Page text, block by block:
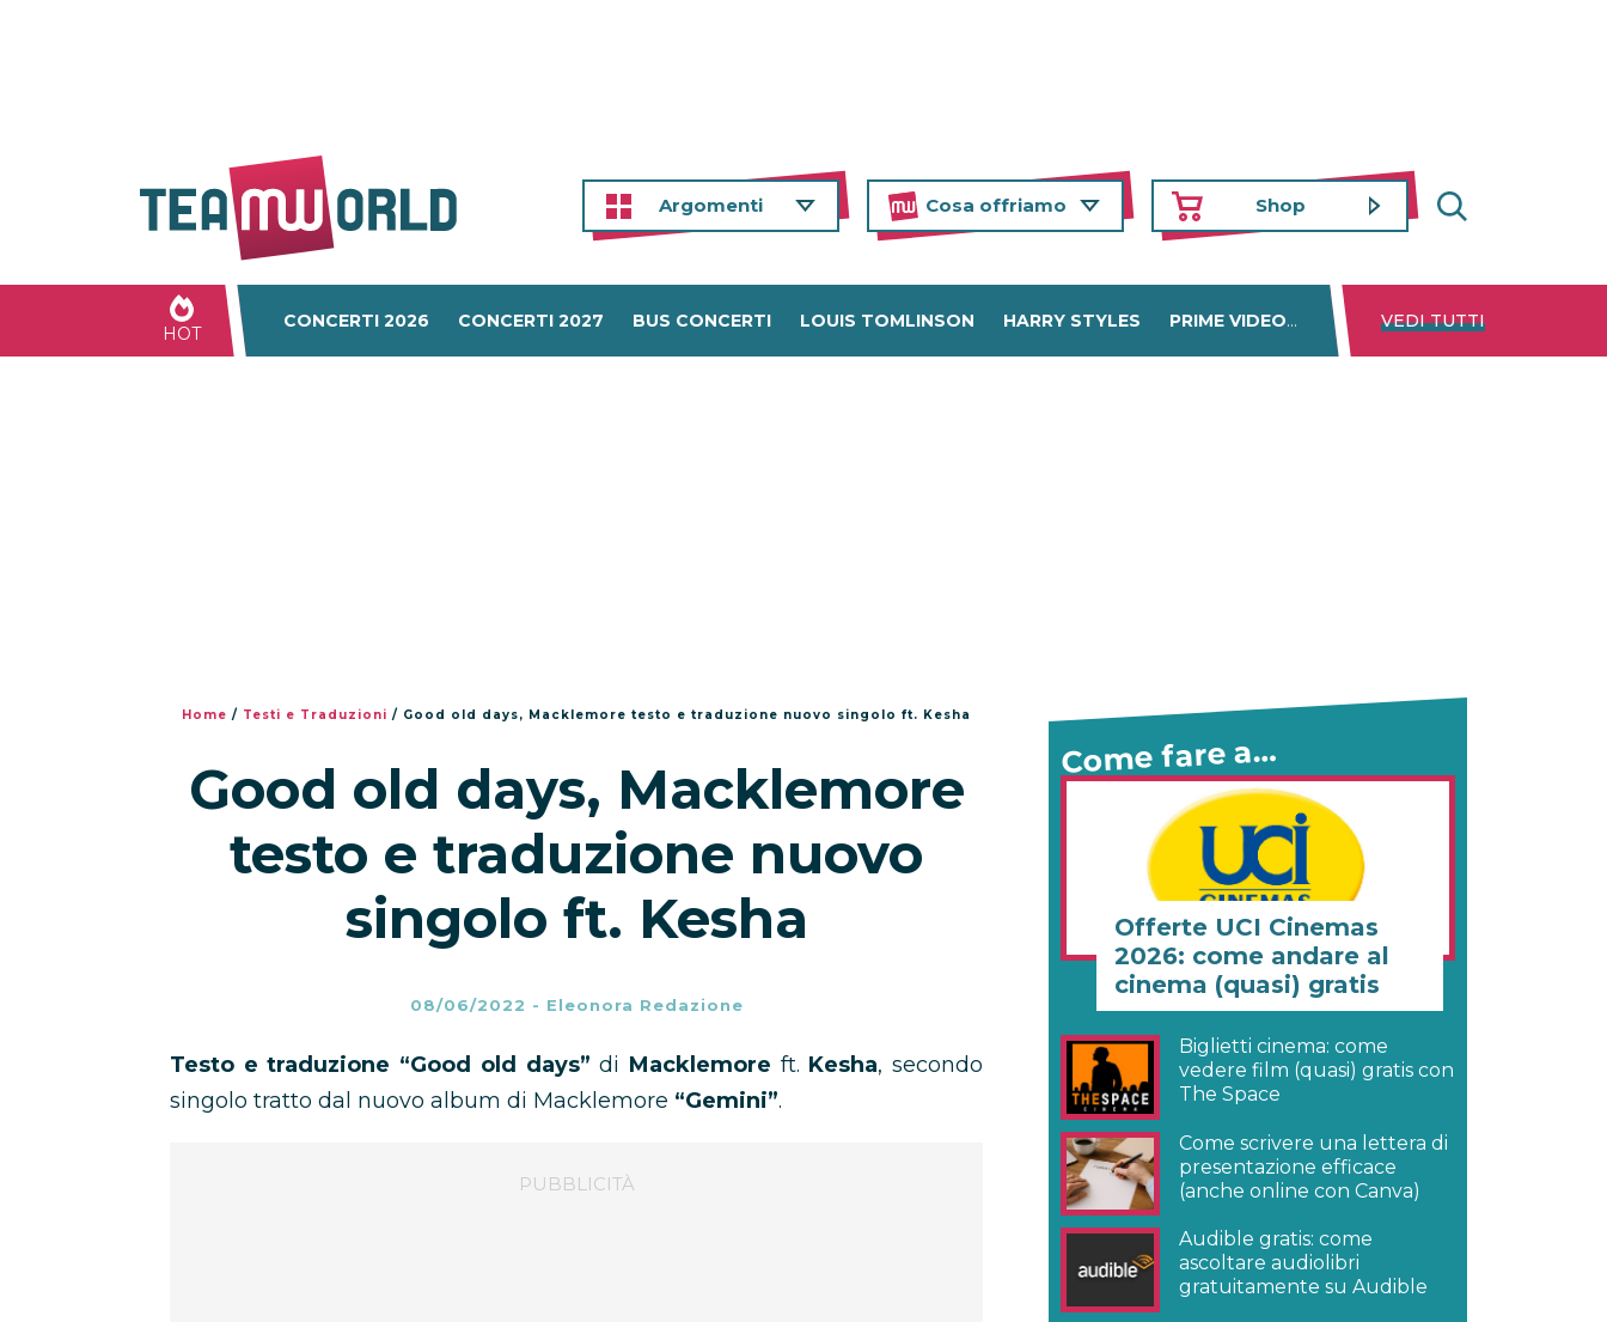
Argomenti Cosa offriamo Shop
HOT
CONCERTI 2026 CONCERTI 2027 BUS CONCERTI LOUIS TOMLINSON HARRY STYLES PRIME VIDEO DISNEY+ NETFLIX
VEDI TUTTI
Home / Testi e Traduzioni / Good old days, Macklemore testo e traduzione nuovo singolo ft. Kesha
Good old days, Macklemore
testo e traduzione nuovo
singolo ft. Kesha
08/06/2022 - Eleonora Redazione
Testo e traduzione “Good old days”di Macklemore ft. Kesha, secondo
singolo tratto dal nuovo album di Macklemore “Gemini”.
Come fare a…
Offerte UCI Cinemas
2026: come andare al
cinema (quasi) gratis
Biglietti cinema: come
vedere film (quasi) gratis con
The Space
Come scrivere una lettera di
presentazione efficace
(anche online con Canva)
Audible gratis: come
ascoltare audiolibri
gratuitamente su Audible